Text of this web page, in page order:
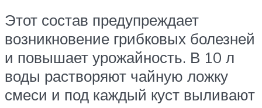
Этот состав предупреждает
возникновение грибковых болезней
и повышает урожайность. В 10 л
воды растворяют чайную ложку
смеси и под каждый куст выливают